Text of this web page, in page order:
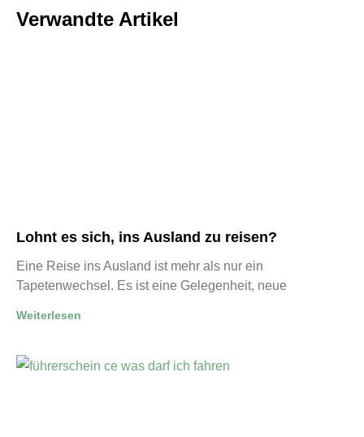
Verwandte Artikel
Lohnt es sich, ins Ausland zu reisen?
Eine Reise ins Ausland ist mehr als nur ein
Tapetenwechsel. Es ist eine Gelegenheit, neue
Weiterlesen